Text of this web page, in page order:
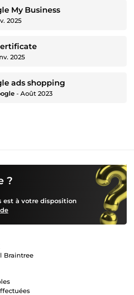
My Business
2025
2025
ads shopping
‐ Août 2023
?
est à votre disposition
Braintree